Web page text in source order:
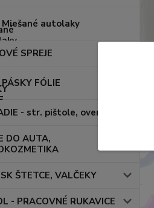
Miešané autolaky
SPREJE
PÁSKY FÓLIE
- str. pištole, overaly
DO AUTA,
ŠTETCE, VALČEKY
- PRACOVNÉ RUKAVICE